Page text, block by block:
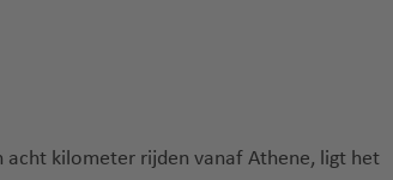
acht kilometer rijden vanaf Athene, ligt het